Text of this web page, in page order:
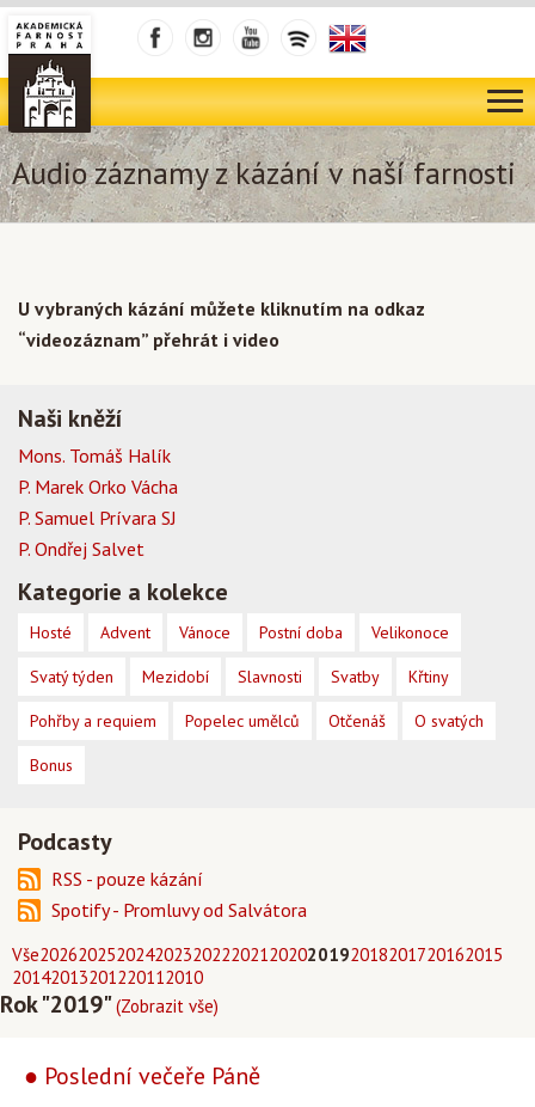
Audio záznamy z kázání v naší farnosti
Vše202620252024202320222021202020192018201720162015
20142013201220112010
Rok "2019"(Zobrazit vše)
● Poslední večeře Páně
U vybraných kázání můžete kliknutím na odkaz
“videozáznam” přehrát i video
Naši kněží
Mons. Tomáš Halík
P. Marek Orko Vácha
P. Samuel Prívara SJ
P. Ondřej Salvet
Kategorie a kolekce
Hosté Advent Vánoce Postní doba Velikonoce
Svatý týden Mezidobí Slavnosti Svatby Křtiny
Pohřby a requiem Popelec umělců Otčenáš O svatých
Bonus
Podcasty
RSS - pouze kázání
Spotify - Promluvy od Salvátora